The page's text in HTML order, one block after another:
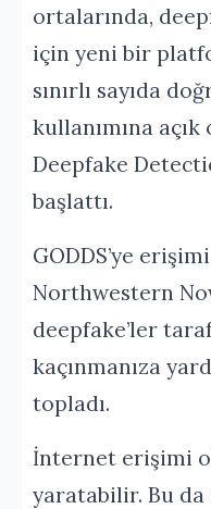
ortalarında,
için yeni bir
sınırlı sayıda
kullanımına
Deepfake
başlattı.
GODDS’ye
Northwestern
deepfake’ler
kaçınmanıza
topladı.
İnternet erişimi
yaratabilir. Bu